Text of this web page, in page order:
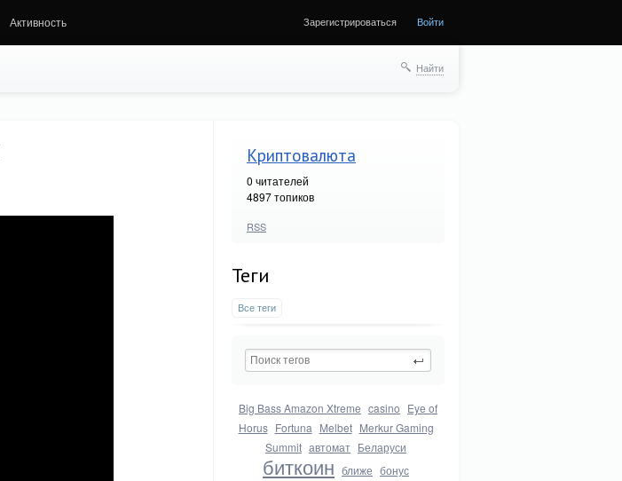
Активность Зарегистрироваться Войти
Найти
Криптовалюта
0 читателей
4897 топиков
RSS
Теги
Все теги
Big Bass Amazon Xtreme casino Eye of
Horus Fortuna Melbet Merkur Gaming
Summit автомат Беларуси
биткоин ближе бонус